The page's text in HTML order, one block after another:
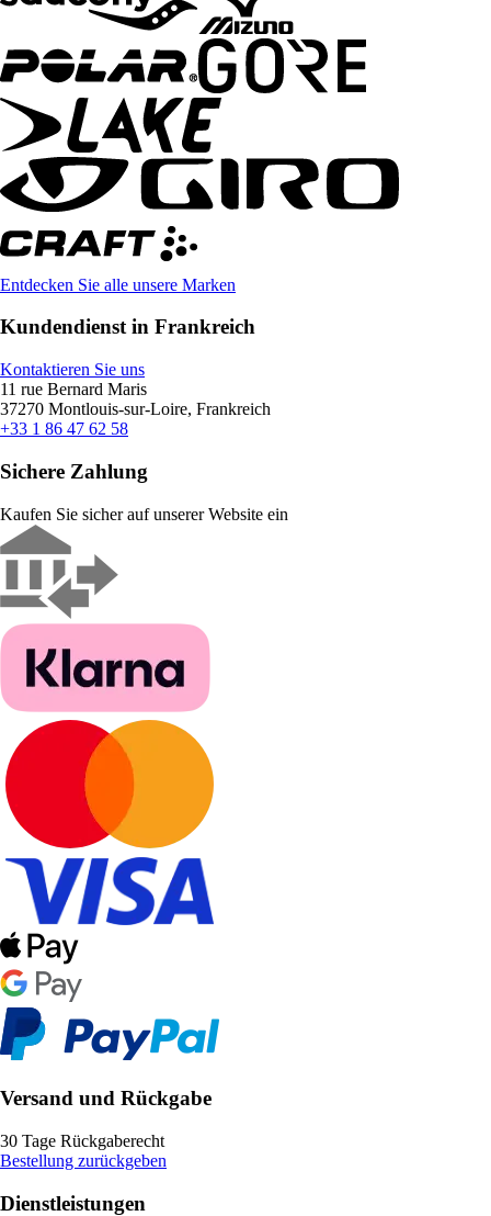
Entdecken Sie alle unsere Marken
Kundendienst in Frankreich
Kontaktieren Sie uns
11 rue Bernard Maris
37270 Montlouis-sur-Loire, Frankreich
+33 1 86 47 62 58
Sichere Zahlung
Kaufen Sie sicher auf unserer Website ein
Versand und Rückgabe
30 Tage Rückgaberecht
Bestellung zurückgeben
Dienstleistungen